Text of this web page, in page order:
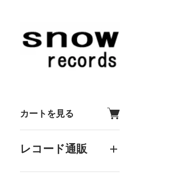
カートを見る
レコード通販